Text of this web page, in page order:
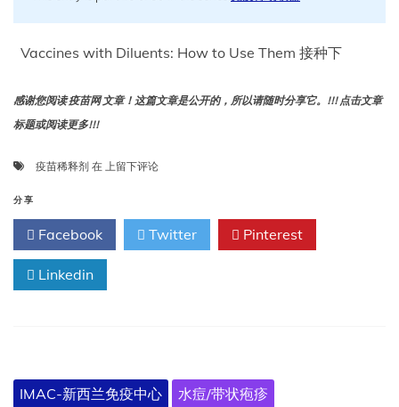
Vaccines with Diluents: How to Use Them 接种下
感谢您阅读 疫苗网 文章！这篇文章是公开的，所以请随时分享它。!!! 点击文章
标题或阅读更多!!!
疫苗稀释剂 在 含
剂
苗：
用
上留下评论
分享
Facebook Twitter Pinterest
Linkedin
IMAC-新西兰免疫中心
水痘/带状疱疹